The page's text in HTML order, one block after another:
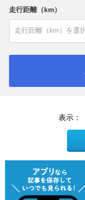
走行距離（km）
表示：